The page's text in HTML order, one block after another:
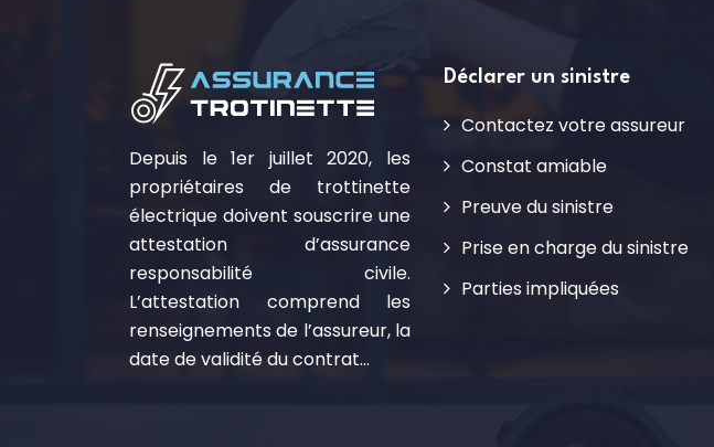
Depuis le 1er juillet 2020, les
propriétaires de trottinette
électrique doivent souscrire une
attestation d’assurance
responsabilité civile.
L’attestation comprend les
renseignements de l’assureur, la
date de validité du contrat…
Déclarer un sinistre
Contactez votre assureur
Constat amiable
Preuve du sinistre
Prise en charge du sinistre
Parties impliquées